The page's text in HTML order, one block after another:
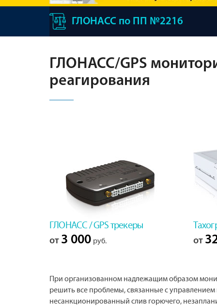
ГЛОНАСС по ПП №2216
ГЛОНАСС/GPS
реагирования
ГЛОНАСС / GPS трекеры
от 3 000 руб. от
При организованном надлежащим образом
решить все проблемы, связанные с
несанкционированный слив горючего,